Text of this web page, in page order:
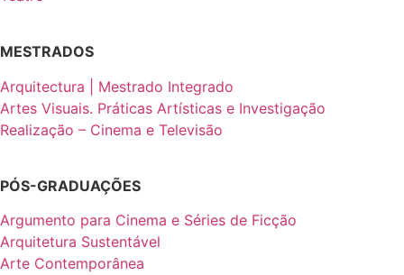
MESTRADOS
Arquitectura | Mestrado Integrado
Artes Visuais. Práticas Artísticas e Investigação
Realização – Cinema e Televisão
PÓS-GRADUAÇÕES
Argumento para Cinema e Séries de Ficção
Arquitetura Sustentável
Arte Contemporânea